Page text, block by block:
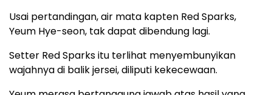
Usai pertandingan, air mata kapten Red Sparks,
Yeum Hye-seon, tak dapat dibendung lagi.
Setter Red Sparks itu terlihat menyembunyikan
wajahnya di balik jersei, diliputi kekecewaan.